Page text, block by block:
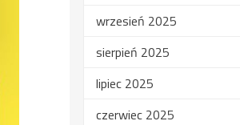
wrzesień 2025
sierpień 2025
lipiec 2025
czerwiec 2025